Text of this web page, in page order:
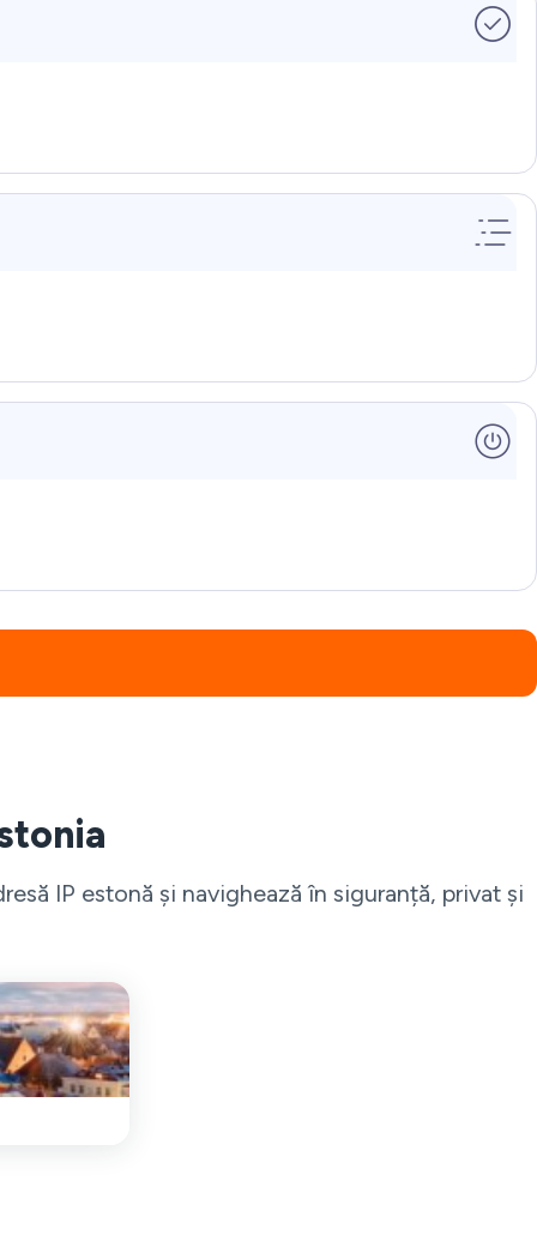
IP estonă și navighează în siguranță, privat și